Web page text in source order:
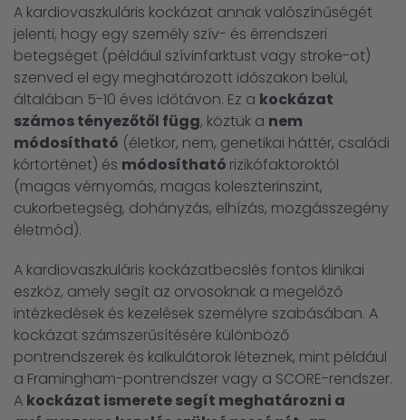
A kardiovaszkuláris kockázat annak valószínűségét
jelenti, hogy egy személy szív- és érrendszeri
betegséget (például szívinfarktust vagy stroke-ot)
szenved el egy meghatározott időszakon belül,
általában 5-10 éves időtávon. Ez a kockázat
számos tényezőtől függ, köztük a nem
módosítható (életkor, nem, genetikai háttér, családi
kórtörténet) és módosítható rizikófaktoroktól
(magas vérnyomás, magas koleszterinszint,
cukorbetegség, dohányzás, elhízás, mozgásszegény
életmód).
A kardiovaszkuláris kockázatbecslés fontos klinikai
eszköz, amely segít az orvosoknak a megelőző
intézkedések és kezelések személyre szabásában. A
kockázat számszerűsítésére különböző
pontrendszerek és kalkulátorok léteznek, mint például
a Framingham-pontrendszer vagy a SCORE-rendszer.
A kockázat ismerete segít meghatározni a